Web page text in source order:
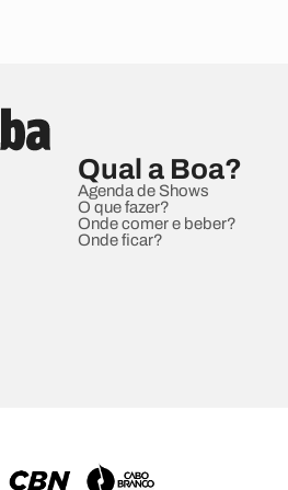
Qual a Boa?
Agenda de Shows
O que fazer?
Onde comer e beber?
Onde ficar?